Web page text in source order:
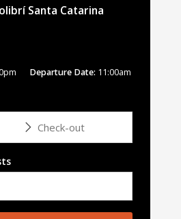
Santa Catarina
Departure Date 11:00am